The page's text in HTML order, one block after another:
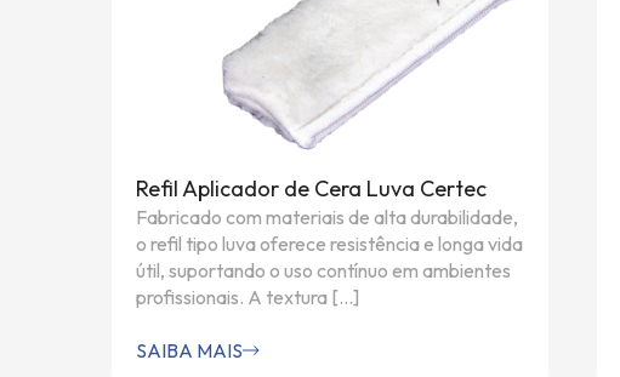
Refil Aplicador de Cera Luva Certec
Fabricado com materiais de alta durabilidade,
o refil tipo luva oferece resistência e longa vida
útil, suportando o uso contínuo em ambientes
profissionais. A textura […]
SAIBA MAIS